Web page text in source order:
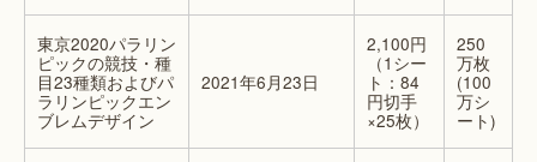
東京2020パラリン
ピックの競技・種
目23種類およびパ
ラリンピックエン
ブレムデザイン
2021年6月23日
2,100円
（1シー
ト：84
円切手
×25枚）
250
万枚
(100
万シ
ート)